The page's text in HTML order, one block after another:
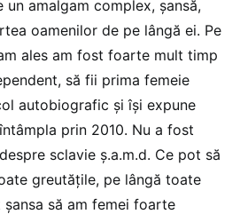
amalgam complex, șansă,
oamenilor de pe lângă ei. Pe
ales am fost foarte mult timp
să fii prima femeie
autobiografic și își expune
prin 2010. Nu a fost
sclavie ș.a.m.d. Ce pot să
greutățile, pe lângă toate
să am femei foarte